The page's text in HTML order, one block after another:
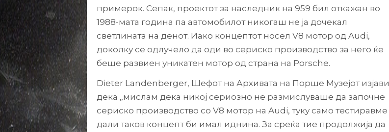
примерок. Сепак, проектот за наследник на 959 бил откажан во
1988-мата година па автомобилот никогаш не ја дочекал
светлината на денот. Иако концептот носел V8 мотор од Audi,
доколку се одлучело да оди во сериско производство за него ќе
беше развиен уникатен мотор од страна на Porsche.
Dieter Landenberger, Шефот на Архивата на Порше Музејот изјави
дека „мислам дека никој сериозно не размислуваше да започне
сериско производство со V8 мотор на Audi, туку само тестиравме
дали таков концепт би имал иднина. За среќа тие продолжија да